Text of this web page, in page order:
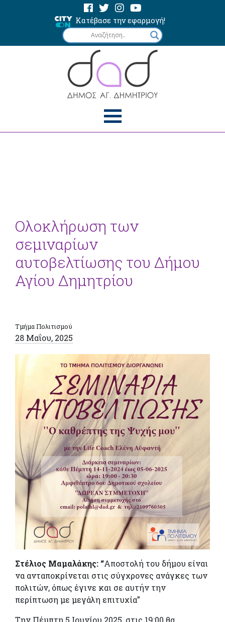
Κατέβασε την εφαρμογή!
Ολοκλήρωση των
σεμιναρίων
αυτοβελτίωσης του Δήμου
Αγίου Δημητρίου
Τμήμα Πολιτισμού
28 Μαΐου, 2025
Στέλιος Μαμαλάκης: “Αποστολή του δήμου είναι
να ανταποκρίνεται στις σύγχρονες ανάγκες των
πολιτών, όπως έγινε και σε αυτήν την
περίπτωση με μεγάλη επιτυχία”
Την Πέμπτη 5 Ιουνίου 2025, στις 19:00 θα